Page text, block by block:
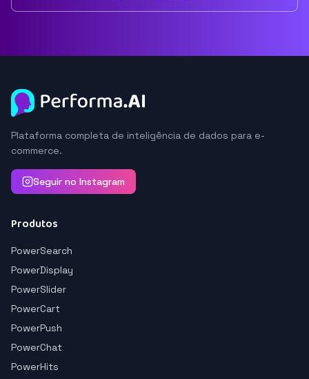
Plataforma completa de inteligência de dados para e-
commerce.
Seguir no Instagram
Produtos
PowerSearch
PowerDisplay
PowerSlider
PowerCart
PowerPush
PowerChat
PowerHits